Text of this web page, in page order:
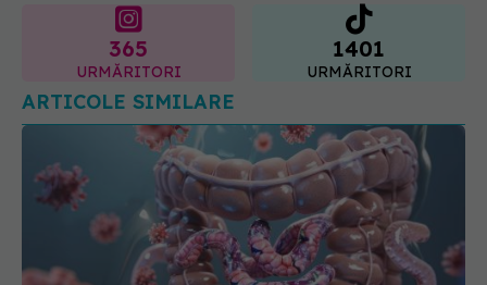
365
URMĂRITORI
1401
URMĂRITORI
ARTICOLE SIMILARE